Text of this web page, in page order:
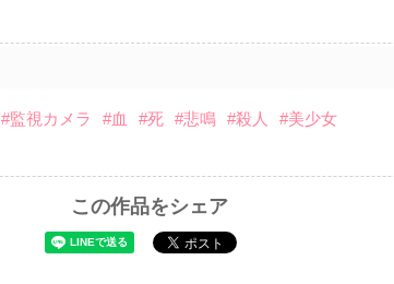
#監視カメラ #血 #死 #悲鳴 #殺人 #美少女
この作品をシェア